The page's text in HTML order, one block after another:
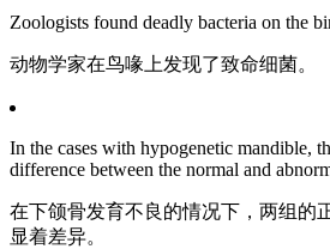
Zoologists found deadly bacteria on the
动物学家在鸟喙上发现了致命细菌。
In the cases with hypogenetic mandible,
difference between the normal and
在下颌骨发育不良的情况下，两组的
显着差异。